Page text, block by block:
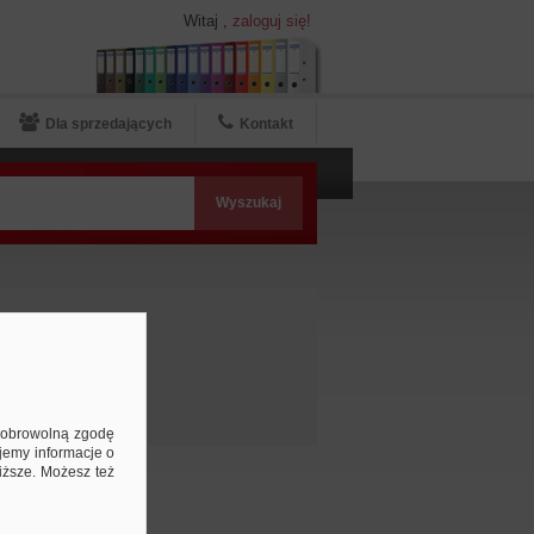
Dla sprzedających Kontakt
Witaj , zaloguj się!
zgodę
informacje o
Możesz też